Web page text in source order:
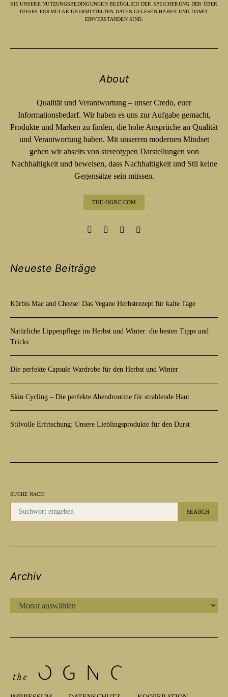
SIE UNSERE NUTZUNGSBEDINGUNGEN BEZÜGLICH DER SPEICHERUNG DER ÜBER
DIESES FORMULAR ÜBERMITTELTEN DATEN GELESEN HABEN UND DAMIT
EINVERSTANDEN SIND.
About
Qualität und Verantwortung – unser Credo, euer
Informationsbedarf. Wir haben es uns zur Aufgabe gemacht,
Produkte und Marken zu finden, die hohe Ansprüche an Qualität
und Verantwortung haben. Mit unserem modernen Mindset
gehen wir abseits von stereotypen Darstellungen von
Nachhaltigkeit und beweisen, dass Nachhaltigkeit und Stil keine
Gegensätze sein müssen.
THE-OGNC.COM
Neueste Beiträge
Kürbis Mac and Cheese: Das Vegane Herbstrezept für kalte Tage
Natürliche Lippenpflege im Herbst und Winter: die besten Tipps und
Tricks
Die perfekte Capsule Wardrobe für den Herbst und Winter
Skin Cycling – Die perfekte Abendroutine für strahlende Haut
Stilvolle Erfrischung: Unsere Lieblingsprodukte für den Durst
SUCHE NACH:
SEARCH
Archiv